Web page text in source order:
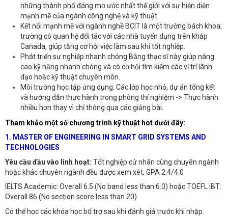
những thành phố đáng mơ ước nhất thế giới với sự hiện diện
mạnh mẽ của ngành công nghệ và kỹ thuật.
Kết nối mạnh mẽ với ngành nghề BCIT là một trường bách khoa;
trường có quan hệ đối tác với các nhà tuyển dụng trên khắp
Canada, giúp tăng cơ hội việc làm sau khi tốt nghiệp.
Phát triển sự nghiệp nhanh chóng Bằng thạc sĩ này giúp nâng
cao kỹ năng nhanh chóng và có cơ hội tìm kiếm các vị trí lãnh
đạo hoặc kỹ thuật chuyên môn.
Môi trường học tập ứng dụng: Các lớp học nhỏ, dự án tổng kết
và hướng dẫn thực hành trong phòng thí nghiệm -> Thực hành
nhiều hơn thay vì chỉ thông qua các giảng bài.
Tham khảo một số chương trình kỹ thuật hot dưới đây:
1. MASTER OF ENGINEERING IN SMART GRID SYSTEMS AND
TECHNOLOGIES
Yêu cầu đầu vào linh hoạt: Tốt nghiệp cử nhân cùng chuyên ngành
hoặc khác chuyên ngành đều được xem xét, GPA 2.4/4.0
IELTS Academic: Overall 6.5 (No band less than 6.0) hoặc TOEFL iBT:
Overall 86 (No section score less than 20)
Có thể học các khóa học bổ trợ sau khi đánh giá trước khi nhập.